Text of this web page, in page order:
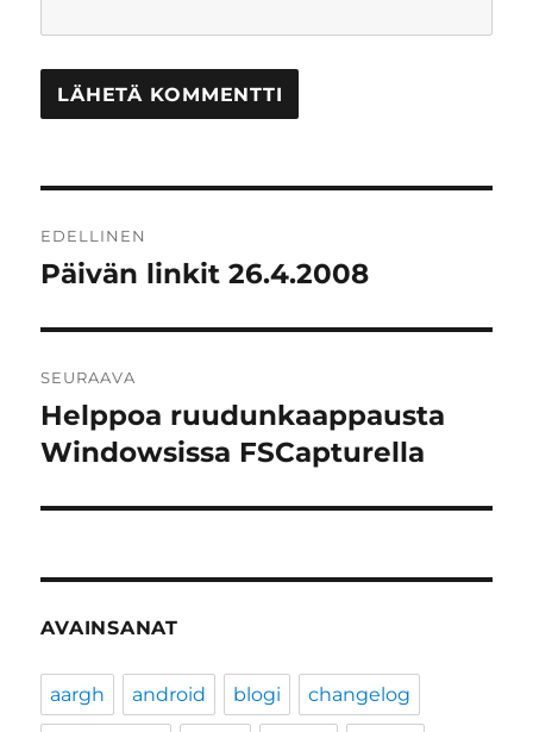
selaus
EDELLINEN
Edellinen
Päivän linkit 26.4.2008
SEURAAVA
Seuraava
artikkeli:
Helppoa ruudunkaappausta
Windowsissa FSCapturella
AVAINSANAT
aargh android blogi changelog